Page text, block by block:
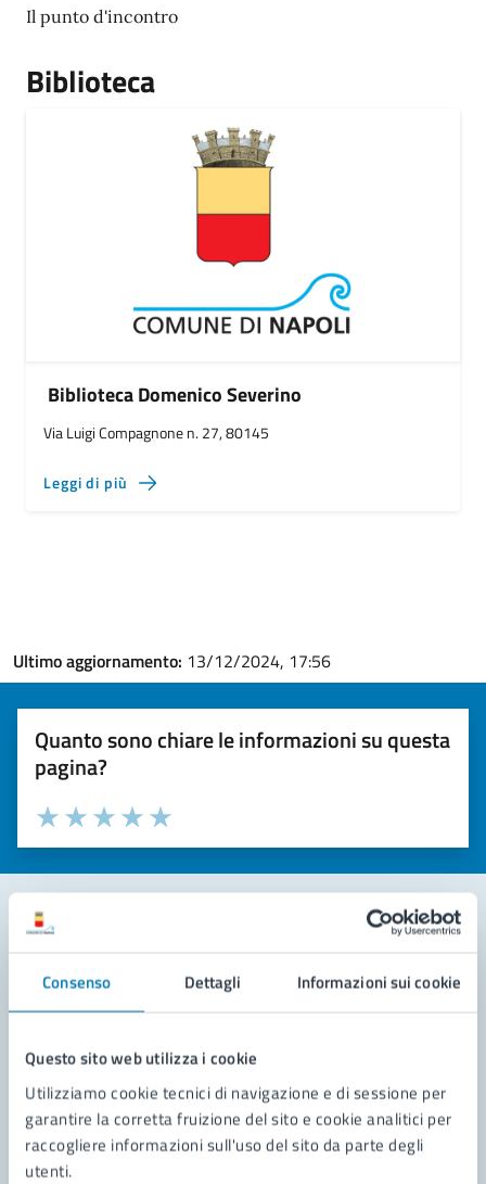
Consenso Dettagli Informazioni sui cookie
Questo sito web utilizza i cookie
Utilizziamo cookie tecnici di navigazione e di sessione per
garantire la corretta fruizione del sito e cookie analitici per
raccogliere informazioni sull'uso del sito da parte degli
utenti.
Il punto d'incontro
Biblioteca
Biblioteca Domenico Severino
Via Luigi Compagnone n. 27, 80145
Leggi di più
Ultimo aggiornamento: 13/12/2024, 17:56
Quanto sono chiare le informazioni su questa
pagina?
Valuta la chiarezza delle informazioni (da 1 a 5 stelle)
Seleziona il numero di stelle per valutare la chiarezza delle
Valuta 5 stelle su 5
Valuta 4 stelle su 5
Valuta 3 stelle su 5
Valuta 2 stelle su 5
Valuta 1 stelle su 5
Leggi le domande frequenti
Richiedi assistenza
Prenota appuntamento
Problemi in città